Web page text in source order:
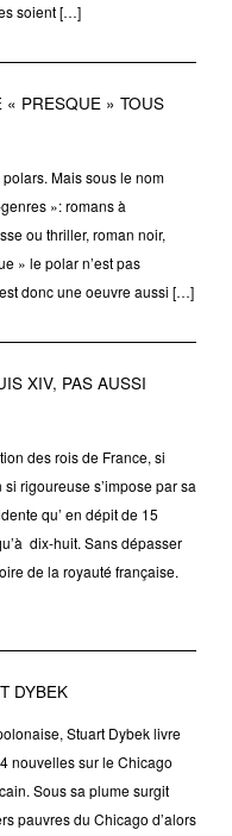
soient […]
PRESQUE » TOUS
Mais sous le nom
»: romans à
ou thriller, roman noir,
» le polar n’est pas
donc une oeuvre aussi […]
XIV, PAS AUSSI
des rois de France, si
rigoureuse s’impose par sa
qu’ en dépit de 15
dix-huit. Sans dépasser
de la royauté française.
DYBEK
Stuart Dybek livre
nouvelles sur le Chicago
Sous sa plume surgit
pauvres du Chicago d’alors